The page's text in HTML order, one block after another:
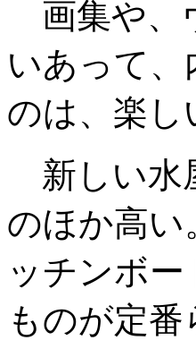
画集や、
いあって
のは、楽
新しい水
のほか高い
ッチンボ
ものが定番